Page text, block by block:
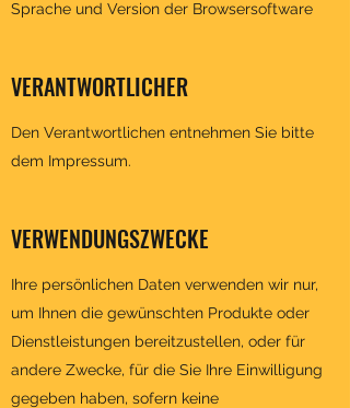
Sprache und Version der Browsersoftware
VERANTWORTLICHER
Den Verantwortlichen entnehmen Sie bitte
dem Impressum.
VERWENDUNGSZWECKE
Ihre persönlichen Daten verwenden wir nur,
um Ihnen die gewünschten Produkte oder
Dienstleistungen bereitzustellen, oder für
andere Zwecke, für die Sie Ihre Einwilligung
gegeben haben, sofern keine